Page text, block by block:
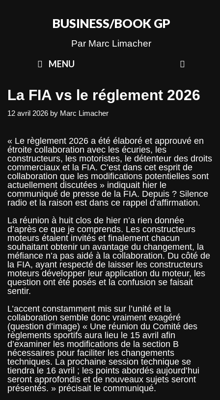
BUSINESS/BOOK GP
Par Marc Limacher
MENU
La FIA vs le réglement 2026
12 avril 2026 by Marc Limacher
« Le règlement 2026 a été élaboré et approuvé en
étroite collaboration avec les écuries, les
constructeurs, les motoristes, le détenteur des droits
commerciaux et la FIA. C’est dans cet esprit de
collaboration que les modifications potentielles sont
actuellement discutées » indiquait hier le
communiqué de presse de la FIA. Depuis ? Silence
radio et la raison est dans ce rappel d’affirmation.
La réunion à huit clos de hier n’a rien donnée
d’après ce que je comprends. Les constructeurs
moteurs étaient invités et finalement chacun
souhaitant obtenir un avantage du changement, la
méfiance n’a pas aidé à la collaboration. Du côté de
la FIA, ayant respecté de laisser les constructeurs
moteurs développer leur application du moteur, les
question ont été posés et la confusion se faisait
sentir.
L’accent constamment mis sur l’unité et la
collaboration semble donc vraiment exagéré
(question d’image) « Une réunion du Comité des
règlements sportifs aura lieu le 15 avril afin
d’examiner les modifications de la section B
nécessaires pour faciliter les changements
techniques. La prochaine session technique se
tiendra le 16 avril ; les points abordés aujourd’hui
seront approfondis et de nouveaux sujets seront
présentés. » précisait le communiqué.